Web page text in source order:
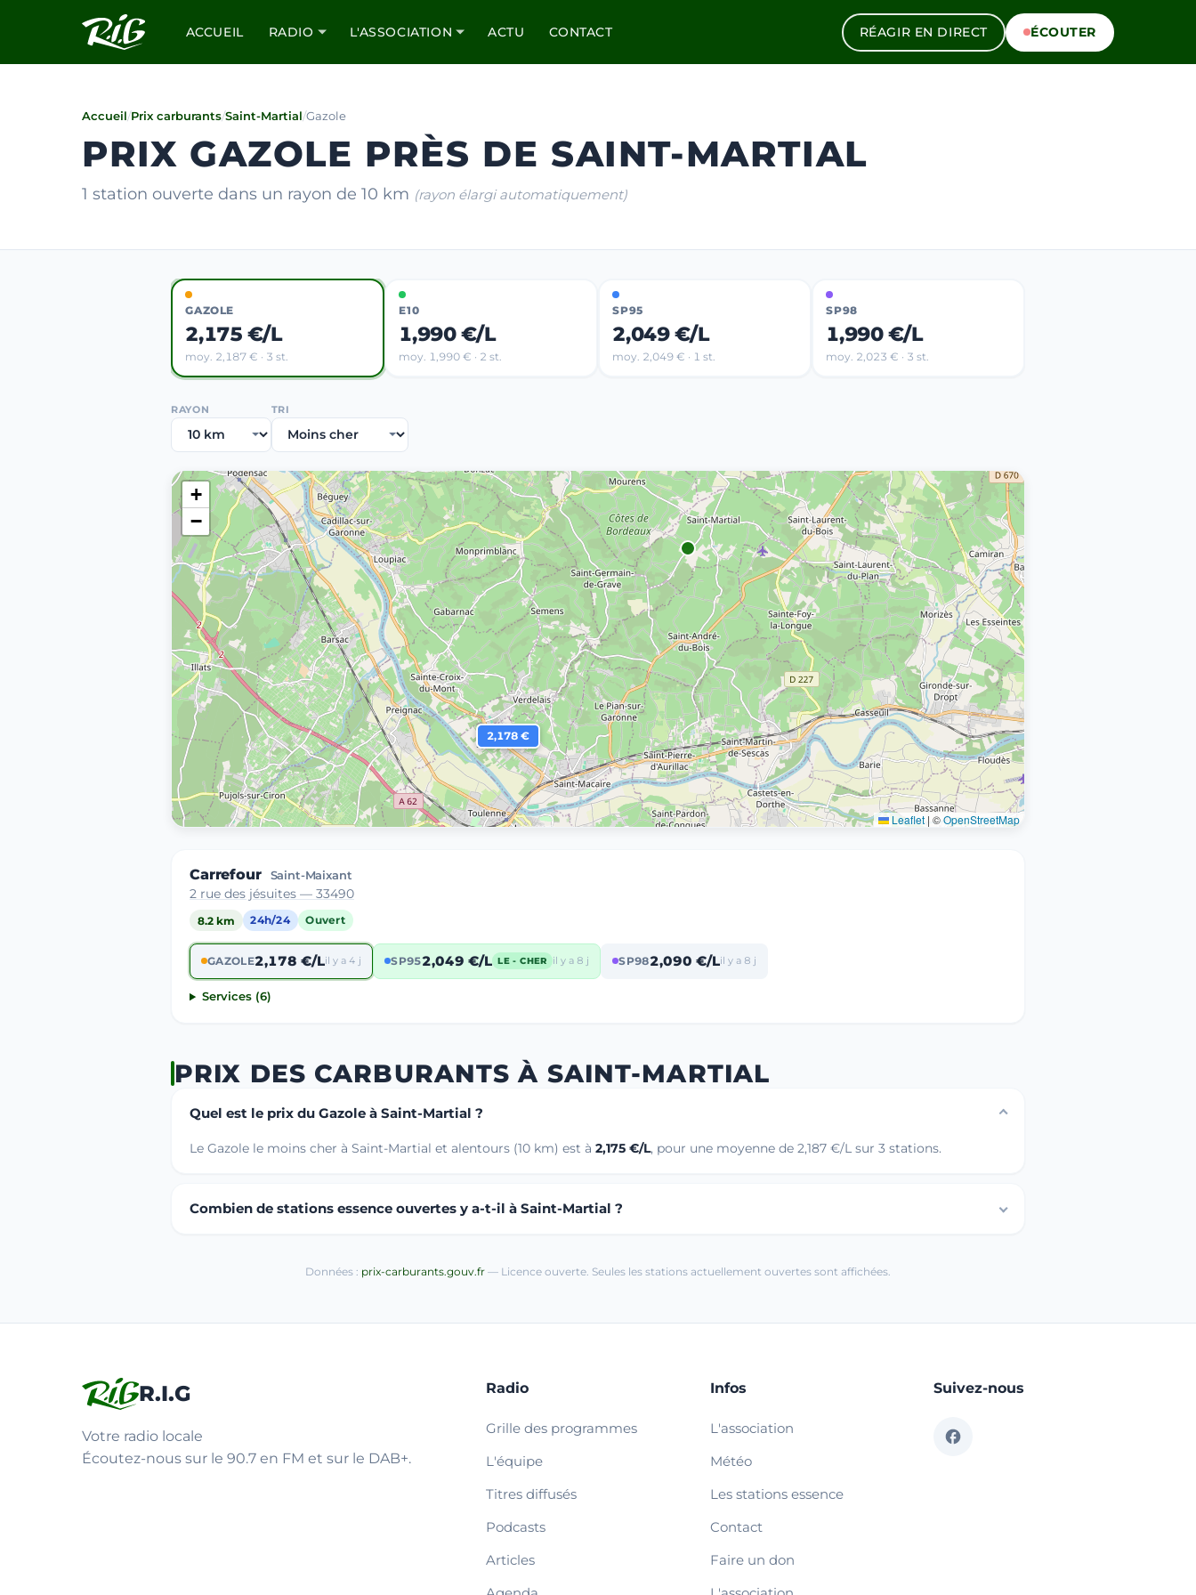
ACCUEIL RADIO L'ASSOCIATION ACTU CONTACT RÉAGIR EN DIRECT ÉCOUTER
Accueil/Prix carburants/Saint-Martial/Gazole
PRIX GAZOLE PRÈS DE SAINT-MARTIAL
1 station ouverte dans un rayon de 10 km (rayon élargi automatiquement)
GAZOLE
2,175 €/L
moy. 2,187 € · 3 st.
E10
1,990 €/L
moy. 1,990 € · 2 st.
SP95
2,049 €/L
moy. 2,049 € · 1 st.
SP98
1,990 €/L
moy. 2,023 € · 3 st.
RAYON TRI
2,178 €
+
−
Leaflet | ©OpenStreetMap
Carrefour Saint-Maixant
2 rue des jésuites — 33490
8.2 km 24h/24 Ouvert
GAZOLE2,178 €/Lil y a 4 j SP952,049 €/L LE - CHER il y a 8 j SP982,090 €/Lil y a 8 j
Services (6)
PRIX DES CARBURANTS À SAINT-MARTIAL
Quel est le prix du Gazole à Saint-Martial ?
Le Gazole le moins cher à Saint-Martial et alentours (10 km) est à 2,175 €/L, pour une moyenne de 2,187 €/L sur 3 stations.
Combien de stations essence ouvertes y a-t-il à Saint-Martial ?
Données : prix-carburants.gouv.fr — Licence ouverte. Seules les stations actuellement ouvertes sont affichées.
R.I.G
Votre radio locale
Écoutez-nous sur le 90.7 en FM et sur le DAB+.
Radio
Grille des programmes
L'équipe
Titres diffusés
Podcasts
Articles
Infos
L'association
Météo
Les stations essence
Contact
Faire un don
Suivez-nous